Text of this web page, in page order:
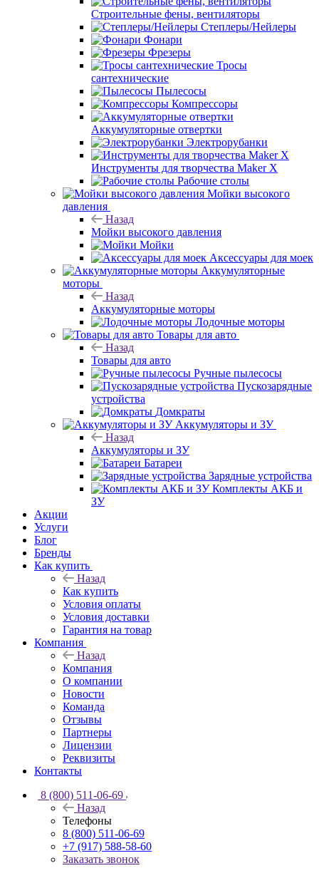
Строительные фены, вентиляторы
Степлеры/Нейлеры
Фонари
Фрезеры
Тросы
сантехнические
Пылесосы
Компрессоры
Аккумуляторные отвертки
Электрорубанки
Инструменты для творчества Maker X
Рабочие столы
Мойки высокого
давления
Назад
Мойки высокого давления
Мойки
Аксессуары для моек
Аккумуляторные
моторы
Назад
Аккумуляторные моторы
Лодочные моторы
Товары для авто
Назад
Товары для авто
Ручные пылесосы
Пускозарядные
устройства
Домкраты
Аккумуляторы и ЗУ
Назад
Аккумуляторы и ЗУ
Батареи
Зарядные устройства
Комплекты АКБ и
ЗУ
Акции
Услуги
Блог
Бренды
Как купить
Назад
Как купить
Условия оплаты
Условия доставки
Гарантия на товар
Компания
Назад
Компания
О компании
Новости
Команда
Отзывы
Партнеры
Лицензии
Реквизиты
Контакты
8 (800) 511-06-69
Назад
Телефоны
8 (800) 511-06-69
+7 (917) 588-58-60
Заказать звонок